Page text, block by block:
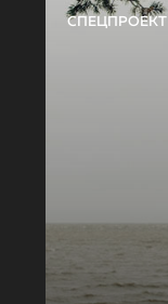
СПЕЦПРОЕКТ